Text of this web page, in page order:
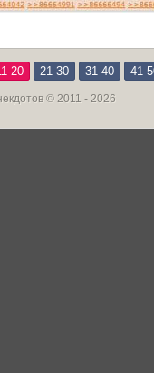
20 21-30 31-40 41-
© 2011 - 2026